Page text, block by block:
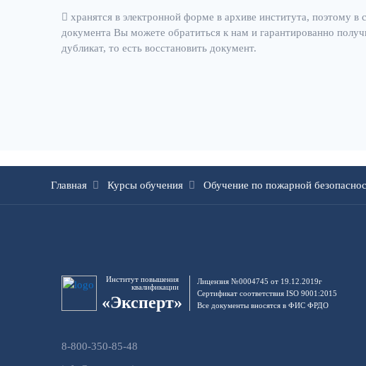
хранятся в электронной форме в архиве института, поэтому в
документа Вы можете обратиться к нам и гарантированно
дубликат, то есть восстановить документ.
Главная Курсы обучения Обучение по пожарной
Институт повышения
квалификации
«Эксперт»
Лицензия №0004745 от 19.12.2019г
Сертификат соответствия ISO 9001:2015
Все документы вносятся в ФИС ФРДО
8-800-350-85-48